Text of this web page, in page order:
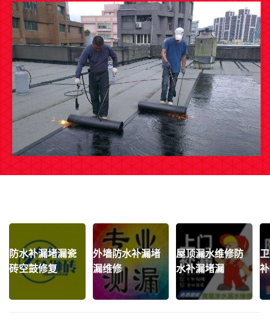
防水补漏堵漏瓷
砖空鼓修复
外墙防水补漏堵
漏维修
屋顶漏水维修防
水补漏堵漏